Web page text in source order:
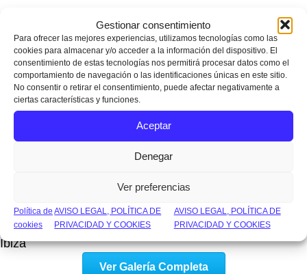
Gestionar consentimiento
Para ofrecer las mejores experiencias, utilizamos tecnologías como las
cookies para almacenar y/o acceder a la información del dispositivo. El
consentimiento de estas tecnologías nos permitirá procesar datos como el
comportamiento de navegación o las identificaciones únicas en este sitio.
No consentir o retirar el consentimiento, puede afectar negativamente a
ciertas características y funciones.
Aceptar
Denegar
Ver preferencias
Política de
cookies
AVISO LEGAL, POLÍTICA DE
PRIVACIDAD Y COOKIES
AVISO LEGAL, POLÍTICA DE
PRIVACIDAD Y COOKIES
Instalaciones realizadas integramente por Fotovoltaica
Ibiza
Ver Galería Completa